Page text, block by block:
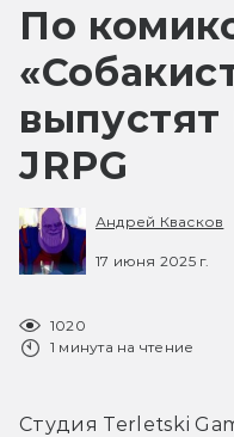
По
выпустят
JRPG
Андрей Квасков
17 июня 2025 г.
1020
1 минута на чтение
Студия Terletski